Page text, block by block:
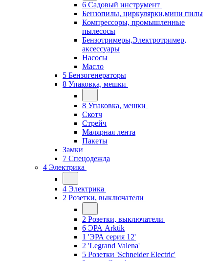
6 Садовый инструмент
Бензопилы, циркулярки,мини пилы
Компрессоры, промышленные
пылесосы
Бензотримеры,Электротример,
аксессуары
Насосы
Масло
5 Бензогенераторы
8 Упаковка, мешки
8 Упаковка, мешки
Скотч
Стрейч
Малярная лента
Пакеты
Замки
7 Спецодежда
4 Электрика
4 Электрика
2 Розетки, выключатели
2 Розетки, выключатели
6 ЭРА Arktik
1 'ЭРА серия 12'
2 'Legrand Valena'
5 Розетки 'Schneider Electric'